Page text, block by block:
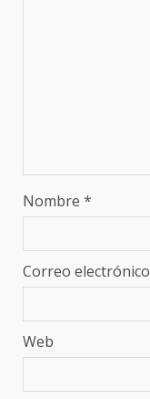
Nombre *
Correo electrónico
Web